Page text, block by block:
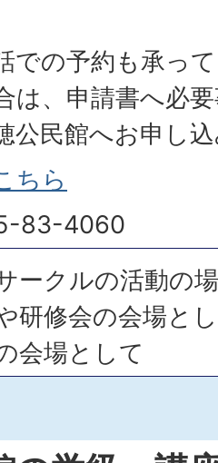
での予約も承っ
は、申請書へ必
公民館へお申し
ちら
83-4060
ークルの活動の
研修会の会場と
会場として